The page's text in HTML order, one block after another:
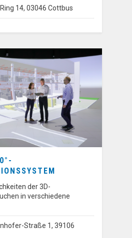
14, 03046 Cottbus
der 3D-
in verschiedene
Straße 1, 39106